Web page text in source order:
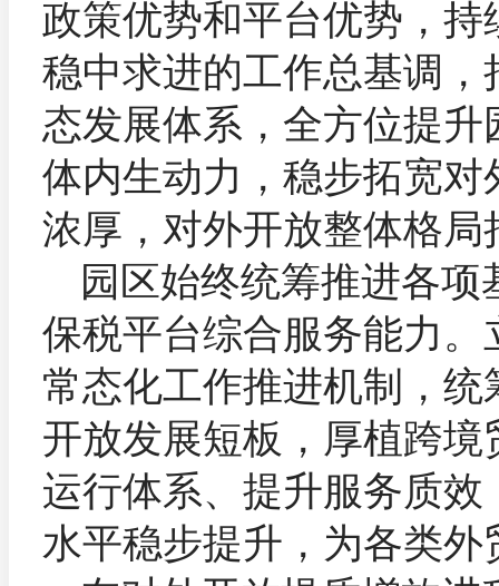
政策优势和平台优势，
稳中求进的工作总基调
态发展体系，全方位提
体内生动力，稳步拓宽
浓厚，对外开放整体格
园区始终统筹推进各
保税平台综合服务能力
常态化工作推进机制，
开放发展短板，厚植跨
运行体系、提升服务质
水平稳步提升，为各类